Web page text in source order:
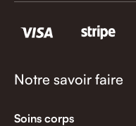
Notre savoir faire
Soins corps